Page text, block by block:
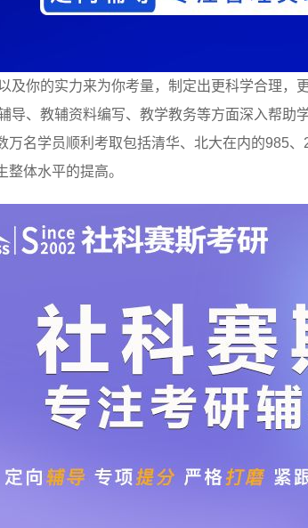
及你的实力来为你考量，制定出更科学合理
、教辅资料编写、教学教务等方面深入帮助
名学员顺利考取包括清华、北大在内的985
体水平的提高。